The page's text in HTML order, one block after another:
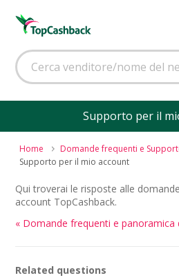
Supporto per il
Home
Domande frequenti e
Supporto per il mio account
Qui troverai le risposte alle
account TopCashback.
« Domande frequenti e
Related questions